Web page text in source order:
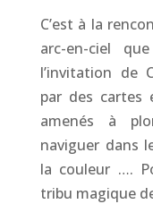
C’est à la
arc-en-ciel
l’invitation de
par des cartes
amenés à
naviguer dans
la couleur ….
tribu magique